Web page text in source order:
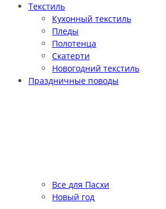
Текстиль
Кухонный текстиль
Пледы
Полотенца
Скатерти
Новогодний текстиль
Праздничные поводы
Все для Пасхи
Новый год